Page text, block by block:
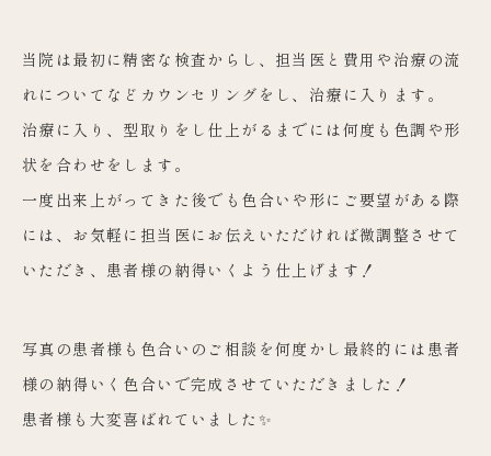
当院は最初に精密な検査からし、担当医と費用や治療の流
れについてなどカウンセリングをし、治療に入ります。
治療に入り、型取りをし仕上がるまでには何度も色調や形
状を合わせをします。
一度出来上がってきた後でも色合いや形にご要望がある際
には、お気軽に担当医にお伝えいただければ微調整させて
いただき、患者様の納得いくよう仕上げます！
写真の患者様も色合いのご相談を何度かし最終的には患者
様の納得いく色合いで完成させていただきました！
患者様も大変喜ばれていました✨